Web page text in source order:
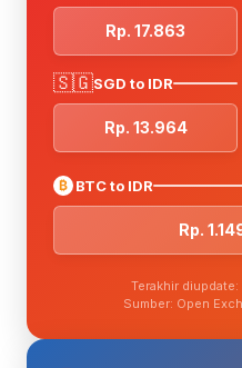
Rp. 17.863
🇸🇬SGD to IDR
Rp. 13.964
₿ BTC to IDR
Rp.
Terakhir
Sumber: Open